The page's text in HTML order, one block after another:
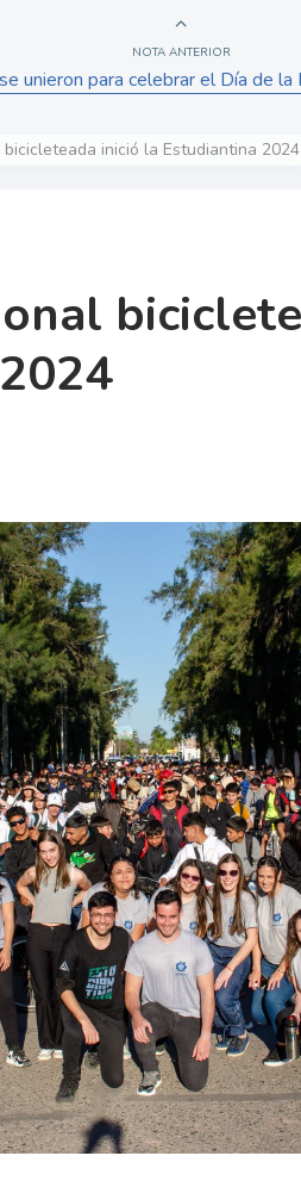
NOTA ANTERIOR
unieron para celebrar el Día de
inició la Estudiantina 2024